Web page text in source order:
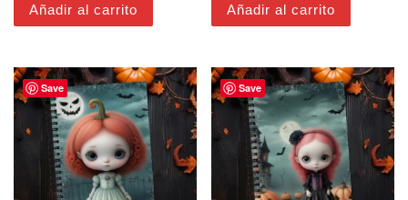
Añadir al carrito Añadir al carrito
Save Save